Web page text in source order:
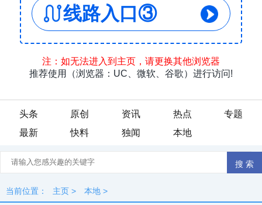
头条 原创 资讯 热点
专题
最新
快料 独闻 本地
当前位置： 主页 > 本地 >